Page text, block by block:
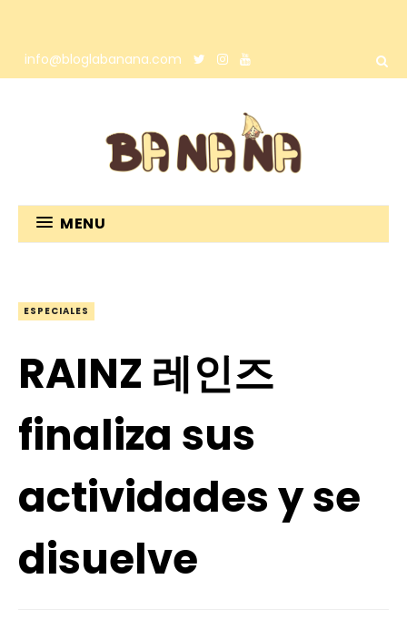
info@bloglabanana.com
MENU
ESPECIALES
RAINZ 레인즈
finaliza sus
actividades y se
disuelve